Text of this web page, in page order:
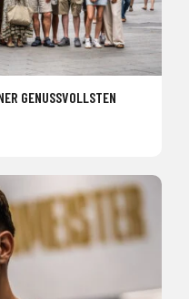
GENUSSVOLLSTEN